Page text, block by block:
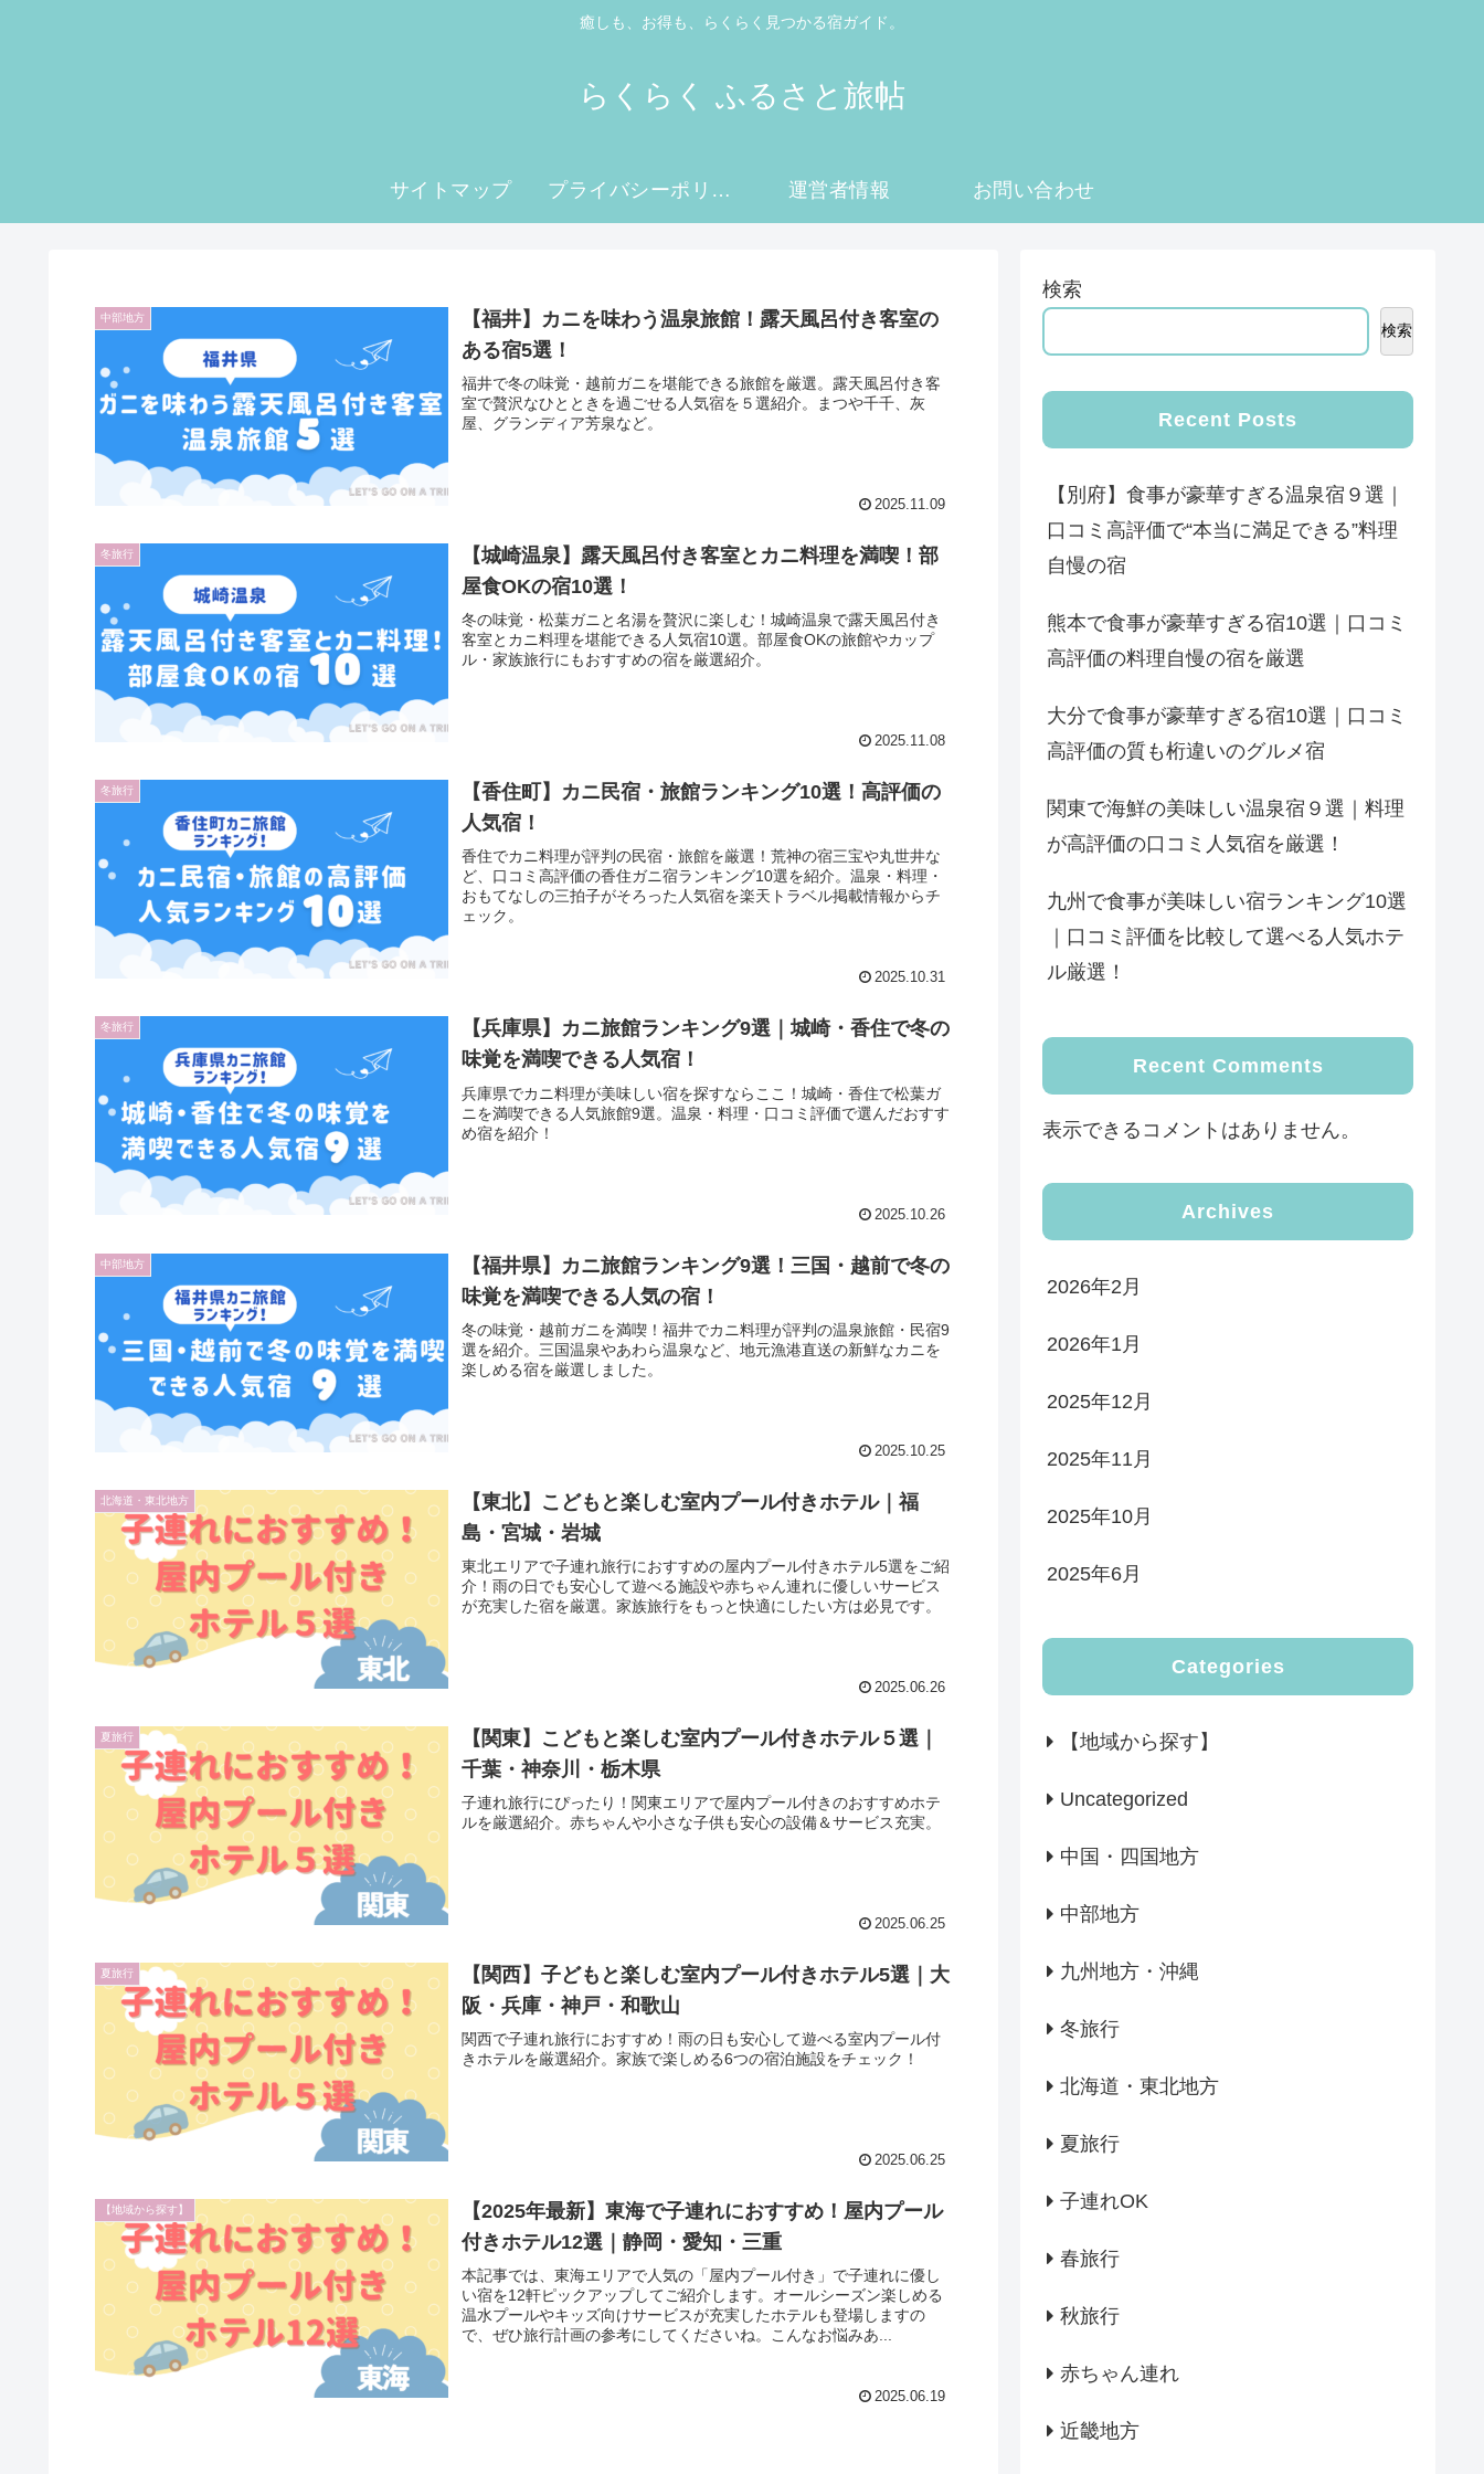
癒しも、お得も、らくらく見つかる宿ガイド。
らくらく ふるさと旅帖
サイトマップ プライバシーポリシー 運営者情報 お問い合わせ
中部地方
【福井】カニを味わう温泉旅館！露天風呂付き客室の
ある宿5選！
福井で冬の味覚・越前ガニを堪能できる旅館を厳選。露天風呂付き客
室で贅沢なひとときを過ごせる人気宿を５選紹介。まつや千千、灰
屋、グランディア芳泉など。
2025.11.09
冬旅行
【城崎温泉】露天風呂付き客室とカニ料理を満喫！部
屋食OKの宿10選！
冬の味覚・松葉ガニと名湯を贅沢に楽しむ！城崎温泉で露天風呂付き
客室とカニ料理を堪能できる人気宿10選。部屋食OKの旅館やカップ
ル・家族旅行にもおすすめの宿を厳選紹介。
2025.11.08
冬旅行
【香住町】カニ民宿・旅館ランキング10選！高評価の
人気宿！
香住でカニ料理が評判の民宿・旅館を厳選！荒神の宿三宝や丸世井な
ど、口コミ高評価の香住ガニ宿ランキング10選を紹介。温泉・料理・
おもてなしの三拍子がそろった人気宿を楽天トラベル掲載情報からチ
ェック。
2025.10.31
冬旅行
【兵庫県】カニ旅館ランキング9選｜城崎・香住で冬の
味覚を満喫できる人気宿！
兵庫県でカニ料理が美味しい宿を探すならここ！城崎・香住で松葉ガ
ニを満喫できる人気旅館9選。温泉・料理・口コミ評価で選んだおすす
め宿を紹介！
2025.10.26
中部地方
【福井県】カニ旅館ランキング9選！三国・越前で冬の
味覚を満喫できる人気の宿！
冬の味覚・越前ガニを満喫！福井でカニ料理が評判の温泉旅館・民宿9
選を紹介。三国温泉やあわら温泉など、地元漁港直送の新鮮なカニを
楽しめる宿を厳選しました。
2025.10.25
北海道・東北地方
【東北】こどもと楽しむ室内プール付きホテル｜福
島・宮城・岩城
東北エリアで子連れ旅行におすすめの屋内プール付きホテル5選をご紹
介！雨の日でも安心して遊べる施設や赤ちゃん連れに優しいサービス
が充実した宿を厳選。家族旅行をもっと快適にしたい方は必見です。
2025.06.26
夏旅行
【関東】こどもと楽しむ室内プール付きホテル５選｜
千葉・神奈川・栃木県
子連れ旅行にぴったり！関東エリアで屋内プール付きのおすすめホテ
ルを厳選紹介。赤ちゃんや小さな子供も安心の設備＆サービス充実。
2025.06.25
夏旅行
【関西】子どもと楽しむ室内プール付きホテル5選｜大
阪・兵庫・神戸・和歌山
関西で子連れ旅行におすすめ！雨の日も安心して遊べる室内プール付
きホテルを厳選紹介。家族で楽しめる6つの宿泊施設をチェック！
2025.06.25
【地域から探す】
【2025年最新】東海で子連れにおすすめ！屋内プール
付きホテル12選｜静岡・愛知・三重
本記事では、東海エリアで人気の「屋内プール付き」で子連れに優し
い宿を12軒ピックアップしてご紹介します。オールシーズン楽しめる
温水プールやキッズ向けサービスが充実したホテルも登場しますの
で、ぜひ旅行計画の参考にしてくださいね。こんなお悩みあ...
2025.06.19
検索
検索
Recent Posts
【別府】食事が豪華すぎる温泉宿９選｜
口コミ高評価で“本当に満足できる”料理
自慢の宿
熊本で食事が豪華すぎる宿10選｜口コミ
高評価の料理自慢の宿を厳選
大分で食事が豪華すぎる宿10選｜口コミ
高評価の質も桁違いのグルメ宿
関東で海鮮の美味しい温泉宿９選｜料理
が高評価の口コミ人気宿を厳選！
九州で食事が美味しい宿ランキング10選
｜口コミ評価を比較して選べる人気ホテ
ル厳選！
Recent Comments
表示できるコメントはありません。
Archives
2026年2月
2026年1月
2025年12月
2025年11月
2025年10月
2025年6月
Categories
【地域から探す】
Uncategorized
中国・四国地方
中部地方
九州地方・沖縄
冬旅行
北海道・東北地方
夏旅行
子連れOK
春旅行
秋旅行
赤ちゃん連れ
近畿地方